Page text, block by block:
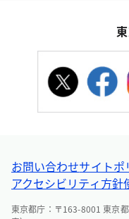
お問い合わせサイトポ
アクセシビリティ方針
東京都庁：〒163-8001 東京